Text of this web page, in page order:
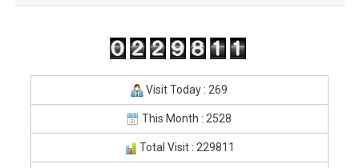
Visit Today : 269
This Month : 2528
Total Visit : 229811